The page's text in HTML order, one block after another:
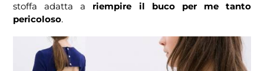
stoffa adatta a riempire il buco per me tanto
pericoloso.